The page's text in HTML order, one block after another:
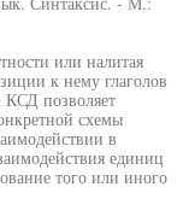
или налитая
к нему глаголов
КСД позволяет
схемы
в
единиц
того или иного